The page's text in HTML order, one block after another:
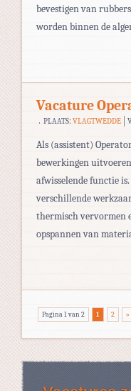
bevestigen van
worden binnen de
Vacature
PLAATS: VLAGTWEDDE
Als (assistent)
bewerkingen
afwisselende functie
verschillende
thermisch vervormen
opspannen van
Pagina 1 van 2 1 2 »